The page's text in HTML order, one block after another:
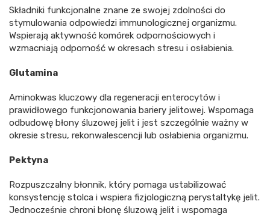
Składniki funkcjonalne znane ze swojej zdolności do
stymulowania odpowiedzi immunologicznej organizmu.
Wspierają aktywność komórek odpornościowych i
wzmacniają odporność w okresach stresu i osłabienia.
Glutamina
Aminokwas kluczowy dla regeneracji enterocytów i
prawidłowego funkcjonowania bariery jelitowej. Wspomaga
odbudowę błony śluzowej jelit i jest szczególnie ważny w
okresie stresu, rekonwalescencji lub osłabienia organizmu.
Pektyna
Rozpuszczalny błonnik, który pomaga ustabilizować
konsystencję stolca i wspiera fizjologiczną perystaltykę jelit.
Jednocześnie chroni błonę śluzową jelit i wspomaga